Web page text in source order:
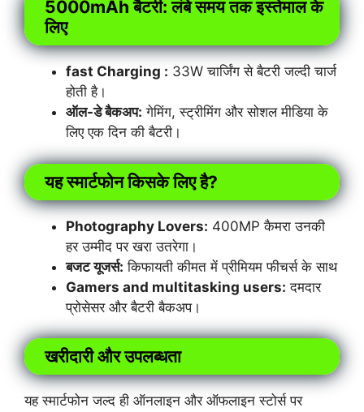
5000mAh बैटरी: लंबे समय तक इस्तेमाल के
लिए
fast Charging : 33W चार्जिंग से बैटरी जल्दी चार्ज
होती है।
ऑल-डे बैकअप: गेमिंग, स्ट्रीमिंग और सोशल मीडिया के
लिए एक दिन की बैटरी।
यह स्मार्टफोन किसके लिए है?
Photography Lovers: 400MP कैमरा उनकी
हर उम्मीद पर खरा उतरेगा।
बजट यूजर्स: किफायती कीमत में प्रीमियम फीचर्स के साथ
Gamers and multitasking users: दमदार
प्रोसेसर और बैटरी बैकअप।
खरीदारी और उपलब्धता
यह स्मार्टफोन जल्द ही ऑनलाइन और ऑफलाइन स्टोर्स पर